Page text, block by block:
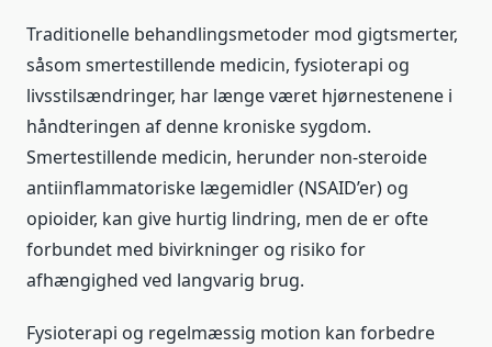
Traditionelle behandlingsmetoder mod gigtsmerter,
såsom smertestillende medicin, fysioterapi og
livsstilsændringer, har længe været hjørnestenene i
håndteringen af denne kroniske sygdom.
Smertestillende medicin, herunder non-steroide
antiinflammatoriske lægemidler (NSAID’er) og
opioider, kan give hurtig lindring, men de er ofte
forbundet med bivirkninger og risiko for
afhængighed ved langvarig brug.
Fysioterapi og regelmæssig motion kan forbedre